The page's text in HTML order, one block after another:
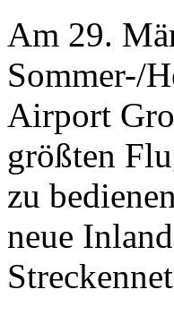
Am 29.
Sommer-/
Airport
größten
zu
neue